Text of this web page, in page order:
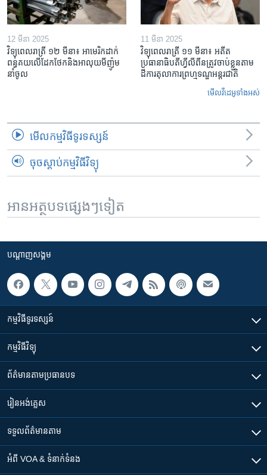
12 មីនា 2025
វិទ្យុពេលរាត្រី ១២ មីនា៖ អាមេរិក​ដាក់​
ពន្ធគយ​លើ​ដែកថែក​និង​អាលុយ​មីញ៉ូម​
នាំចូល
11 មីនា 2025
វិទ្យុពេលរាត្រី ១១ មីនា៖ អតីត​
ប្រធានាធិបតីហ្វីលីពីន​ត្រូវ​ចាប់ខ្លួនតាម
ដីការ​តុលាការ​ព្រហ្មទណ្ឌ​អន្តរជាតិ
មើល​វីដេអូ​ទាំង​អស់
មើល​កម្មវិធី​ទូរទស្សន៍
ចុចស្តាប់កម្មវិធីវិទ្យុ
អានអត្ថបទផ្សេងៗទៀត
បណ្តាញ​សង្គម
កម្មវិធី​ទូរទស្សន៍
កម្មវិធី​វិទ្យុ
ព័ត៌មាន​តាមប្រធានបទ​
រៀន​​អង់គ្លេស
ទទួល​ព័ត៌មាន​តាម
អំពី​ VOA & ទំនាក់ទំនង